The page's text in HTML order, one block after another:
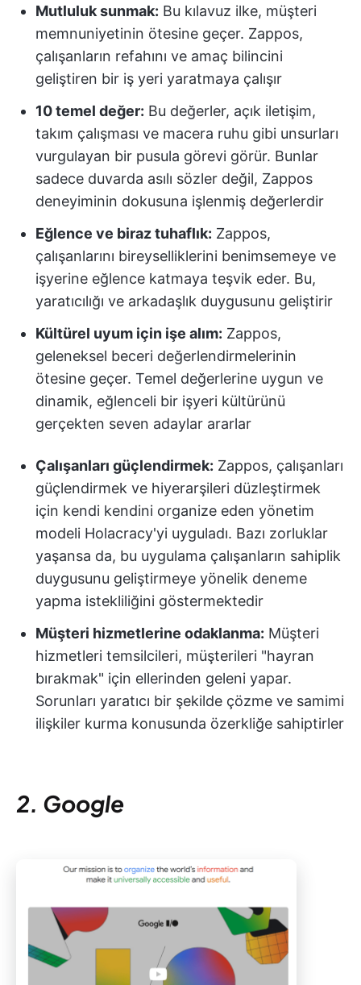
Mutluluk sunmak: Bu kılavuz ilke, müşteri
memnuniyetinin ötesine geçer. Zappos,
çalışanların refahını ve amaç bilincini
geliştiren bir iş yeri yaratmaya çalışır
10 temel değer: Bu değerler, açık iletişim,
takım çalışması ve macera ruhu gibi unsurları
vurgulayan bir pusula görevi görür. Bunlar
sadece duvarda asılı sözler değil, Zappos
deneyiminin dokusuna işlenmiş değerlerdir
Eğlence ve biraz tuhaflık: Zappos,
çalışanlarını bireyselliklerini benimsemeye ve
işyerine eğlence katmaya teşvik eder. Bu,
yaratıcılığı ve arkadaşlık duygusunu geliştirir
Kültürel uyum için işe alım: Zappos,
geleneksel beceri değerlendirmelerinin
ötesine geçer. Temel değerlerine uygun ve
dinamik, eğlenceli bir işyeri kültürünü
gerçekten seven adaylar ararlar
Çalışanları güçlendirmek: Zappos, çalışanları
güçlendirmek ve hiyerarşileri düzleştirmek
için kendi kendini organize eden yönetim
modeli Holacracy'yi uyguladı. Bazı zorluklar
yaşansa da, bu uygulama çalışanların sahiplik
duygusunu geliştirmeye yönelik deneme
yapma istekliliğini göstermektedir
Müşteri hizmetlerine odaklanma: Müşteri
hizmetleri temsilcileri, müşterileri "hayran
bırakmak" için ellerinden geleni yapar.
Sorunları yaratıcı bir şekilde çözme ve samimi
ilişkiler kurma konusunda özerkliğe sahiptirler
2. Google